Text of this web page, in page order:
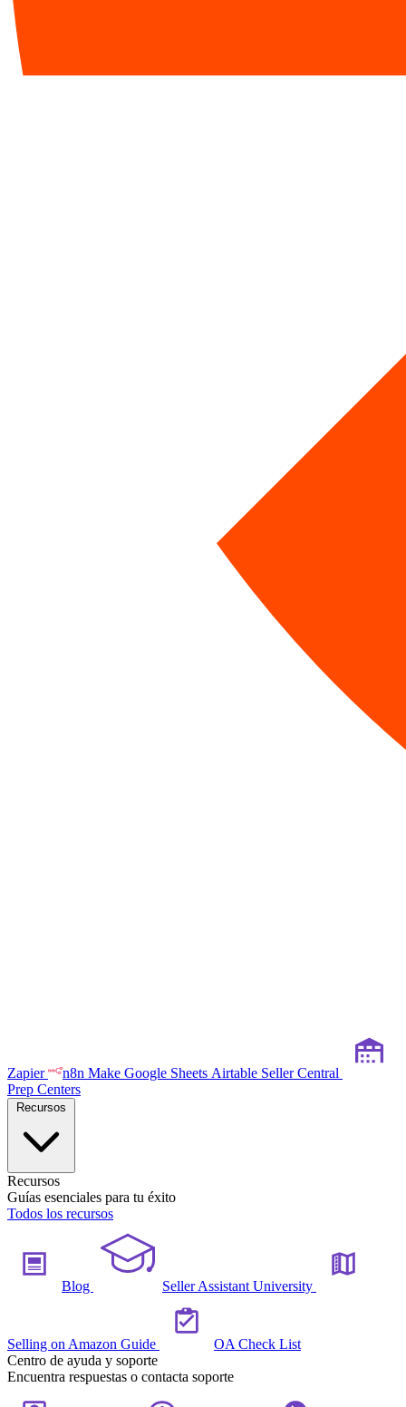
Zapier n8n Make Google Sheets Airtable Seller Central
Prep Centers
Recursos
Guías esenciales para tu éxito
Todos los recursos
Blog Seller Assistant University
Selling on Amazon Guide
OA Check List
Centro de ayuda y soporte
Encuentra respuestas o contacta soporte